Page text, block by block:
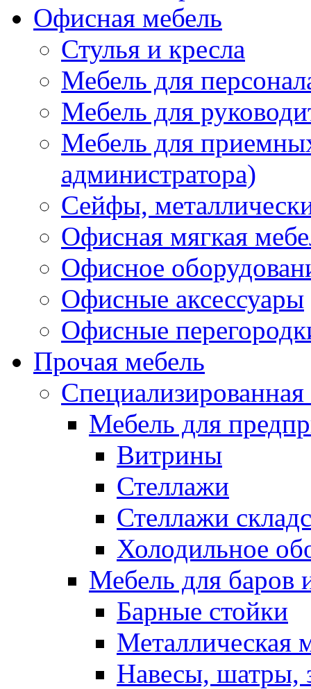
Офисная мебель
Стулья и кресла
Мебель для
Мебель для
Мебель для
администратора)
Сейфы,
Офисная мягкая
Офисное
Офисные аксессуары
Офисные
Прочая мебель
Специализированная
Мебель для
Витрины
Стеллажи
Стеллажи
Холодильное
Мебель для баров
Барные стойки
Металлическая
Навесы, шатры,